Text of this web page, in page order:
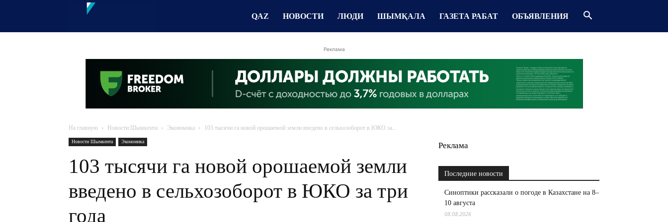
QAZ НОВОСТИ ЛЮДИ ШЫМҚАЛА ГАЗЕТА РАБАТ ОБЪЯВЛЕНИЯ
Реклама
На главную Новости Шымкента Экономика 103 тысячи га новой орошаемой земли введено в сельхозоборот в ЮКО за...
Новости Шымкента Экономика
103 тысячи га новой орошаемой земли
введено в сельхозоборот в ЮКО за три
года
Реклама
Последние новости
Синоптики рассказали о погоде в Казахстане на 8–
10 августа
08.08.2026